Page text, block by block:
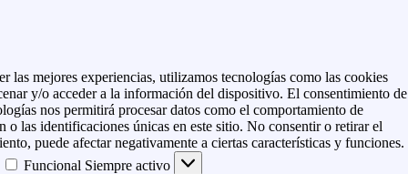
las mejores experiencias, utilizamos tecnologías como las cookies
y/o acceder a la información del dispositivo. El consentimiento de
nos permitirá procesar datos como el comportamiento de
o las identificaciones únicas en este sitio. No consentir o retirar el
puede afectar negativamente a ciertas características y funciones.
Funcional Siempre activo